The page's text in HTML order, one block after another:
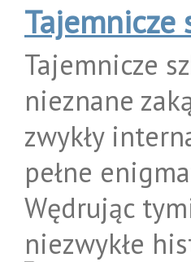
Tajemnicze
Tajemnicze
nieznane
zwykły
pełne
Wędrując
niezwykłe